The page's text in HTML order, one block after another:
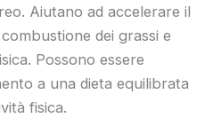
Aiutano ad accelerare il
dei grassi e
Possono essere
a una dieta equilibrata
fisica.